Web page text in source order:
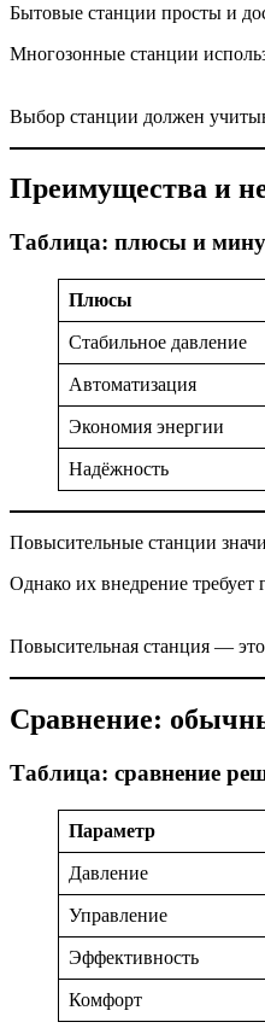
Бытовые станции просты и
Многозонные станции
Выбор станции должен
Преимущества и
Таблица: плюсы и
Плюсы
Стабильное давление
Автоматизация
Экономия энергии
Надёжность
Повысительные станции
Однако их внедрение
Повысительная станция —
Сравнение:
Таблица: сравнение
Параметр
Давление
Управление
Эффективность
Комфорт